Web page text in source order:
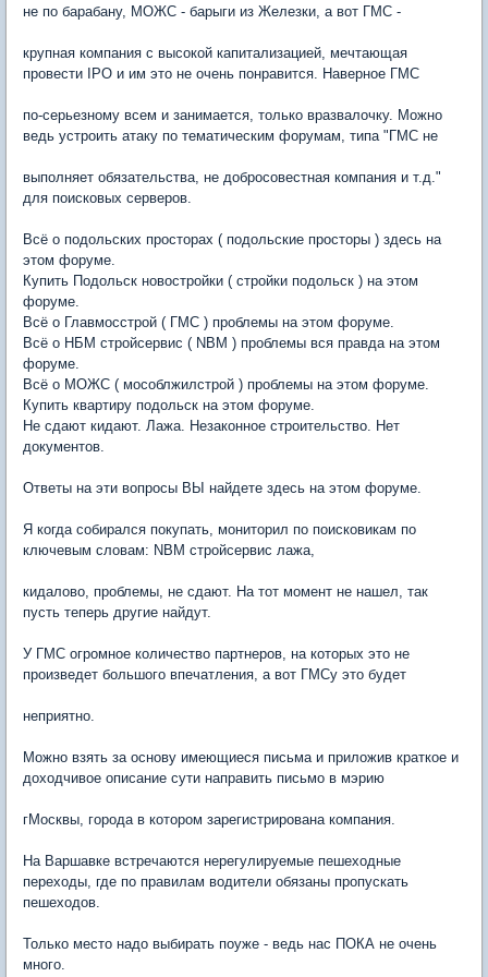
не по барабану, МОЖС - барыги из Железки, а вот ГМС -
крупная компания с высокой капитализацией, мечтающая
провести IPO и им это не очень понравится. Наверное ГМС
по-серьезному всем и занимается, только вразвалочку. Можно
ведь устроить атаку по тематическим форумам, типа "ГМС не
выполняет обязательства, не добросовестная компания и т.д."
для поисковых серверов.
Всё о подольских просторах ( подольские просторы ) здесь на
этом форуме.
Купить Подольск новостройки ( стройки подольск ) на этом
форуме.
Всё о Главмосстрой ( ГМС ) проблемы на этом форуме.
Всё о НБМ стройсервис ( NBM ) проблемы вся правда на этом
форуме.
Всё о МОЖС ( мособлжилстрой ) проблемы на этом форуме.
Купить квартиру подольск на этом форуме.
Не сдают кидают. Лажа. Незаконное строительство. Нет
документов.
Ответы на эти вопросы ВЫ найдете здесь на этом форуме.
Я когда собирался покупать, мониторил по поисковикам по
ключевым словам: NBM стройсервис лажа,
кидалово, проблемы, не сдают. На тот момент не нашел, так
пусть теперь другие найдут.
У ГМС огромное количество партнеров, на которых это не
произведет большого впечатления, а вот ГМСу это будет
неприятно.
Можно взять за основу имеющиеся письма и приложив краткое и
доходчивое описание сути направить письмо в мэрию
гМосквы, города в котором зарегистрирована компания.
На Варшавке встречаются нерегулируемые пешеходные
переходы, где по правилам водители обязаны пропускать
пешеходов.
Только место надо выбирать поуже - ведь нас ПОКА не очень
много.